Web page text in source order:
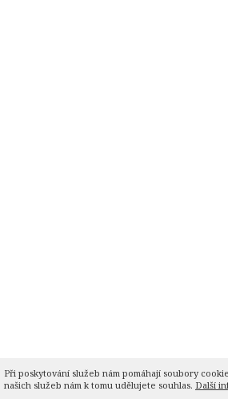
Při poskytování služeb nám pomáhají soubory
našich služeb nám k tomu udělujete souhlas. Další